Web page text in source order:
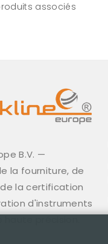
associés
B.V. —
la fourniture, de
la certification
d'instruments